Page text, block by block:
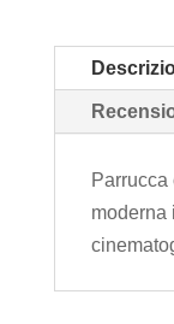
moderna